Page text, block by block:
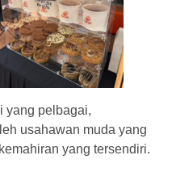
yang pelbagai,
usahawan muda yang
yang tersendiri.